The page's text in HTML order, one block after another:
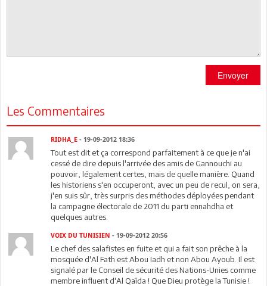
Envoyer
Les Commentaires
RIDHA_E - 19-09-2012 18:36
Tout est dit et ça correspond parfaitement à ce que je n'ai
cessé de dire depuis l'arrivée des amis de Gannouchi au
pouvoir, légalement certes, mais de quelle manière. Quand
les historiens s'en occuperont, avec un peu de recul, on sera,
j'en suis sûr, très surpris des méthodes déployées pendant
la campagne électorale de 2011 du parti ennahdha et
quelques autres.
VOIX DU TUNISIEN - 19-09-2012 20:56
Le chef des salafistes en fuite et qui a fait son prêche à la
mosquée d'Al Fath est Abou Iadh et non Abou Ayoub. Il est
signalé par le Conseil de sécurité des Nations-Unies comme
membre influent d'Al Qaîda ! Que Dieu protège la Tunisie !